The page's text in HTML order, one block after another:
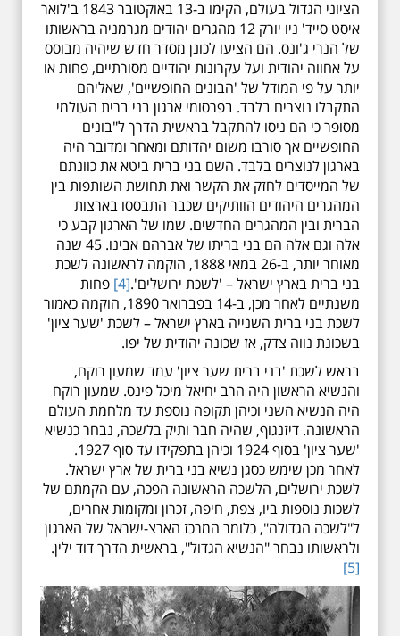
הציוני הגדול בעולם, הקימו ב-13 באוקטובר 1843 ב'לואר
איסט סייד' ניו יורק 12 מהגרים יהודים מגרמניה בראשותו
של הנרי ג'ונס. הם הציעו לכונן מסדר חדש שיהיה מבוסס
על אחווה יהודית ועל עקרונות יהודיים מסורתיים, פחות או
יותר על פי המודל של 'הבונים החופשיים', שאליהם
התקבלו נוצרים בלבד. בפרסומי ארגון בני ברית העולמי
מסופר כי הם ניסו להתקבל בראשית הדרך ל"בונים
החופשיים אך סורבו משום יהדותם ומאחר ומדובר היה
בארגון לנוצרים בלבד. השם בני ברית ביטא את כוונתם
של המייסדים לחזק את הקשר ואת תחושת השותפות בין
המהגרים היהודים הוותיקים שכבר התבססו בארצות
הברית ובין המהגרים החדשים. שמו של הארגון קבע כי
אלה וגם אלה הם בני בריתו של אברהם אבינו. 45 שנה
מאוחר יותר, ב-26 במאי 1888, הוקמה לראשונה לשכת
בני ברית בארץ ישראל – 'לשכת ירושלים'.[4]
פחות
משנתיים לאחר מכן, ב-14 בפברואר 1890, הוקמה כאמור
לשכת בני ברית השנייה בארץ ישראל – לשכת 'שער ציון'
בשכונת נווה צדק, אז שכונה יהודית של יפו.
בראש לשכת 'בני ברית שער ציון' עמד שמעון רוקח,
והנשיא הראשון היה הרב יחיאל מיכל פינס. שמעון רוקח
היה הנשיא השני וכיהן תקופה נוספת עד מלחמת העולם
הראשונה. דיזנגוף, שהיה חבר ותיק בלשכה, נבחר כנשיא
'שער ציון' בסוף 1924 וכיהן בתפקידו עד סוף 1927.
לאחר מכן שימש כסגן נשיא בני ברית של ארץ ישראל.
לשכת ירושלים, הלשכה הראשונה הפכה, עם הקמתם של
לשכות נוספות ביו, צפת, חיפה, זכרון ומקומות אחרים,
ל"לשכה הגדולה", כלומר המרכז הארצ-ישראל של הארגון
ולראשותו נבחר "הנשיא הגדול", בראשית הדרך דוד ילין.
[5]